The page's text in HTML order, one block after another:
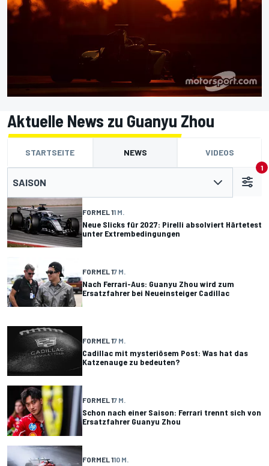
Aktuelle News zu Guanyu Zhou
STARTSEITE NEWS VIDEOS
SAISON
1
FORMEL 11 M.
Neue Slicks für 2027: Pirelli absolviert Härtetest
unter Extrembedingungen
FORMEL 17 M.
Nach Ferrari-Aus: Guanyu Zhou wird zum
Ersatzfahrer bei Neueinsteiger Cadillac
FORMEL 17 M.
Cadillac mit mysteriösem Post: Was hat das
Katzenauge zu bedeuten?
FORMEL 17 M.
Schon nach einer Saison: Ferrari trennt sich von
Ersatzfahrer Guanyu Zhou
FORMEL 110 M.